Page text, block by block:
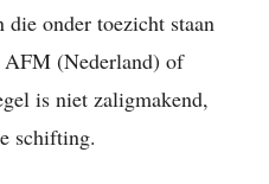
onder toezicht staan
AFM (Nederland) of
is niet zaligmakend,
schifting.